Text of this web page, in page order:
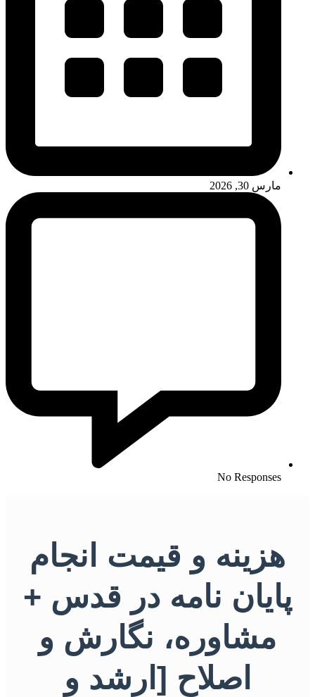
مارس 30, 2026
No Responses
هزینه و قیمت انجام
پایان نامه در قدس +
مشاوره، نگارش و
اصلاح [ارشد و